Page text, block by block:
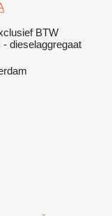
BTW
dieselaggregaat